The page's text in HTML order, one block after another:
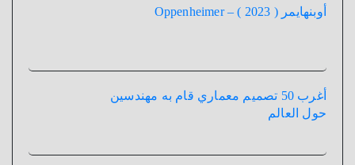
أوبنهايمر ( 2023 ) – Oppenheimer
أغرب 50 تصميم معماري قام به مهندسين
حول العالم